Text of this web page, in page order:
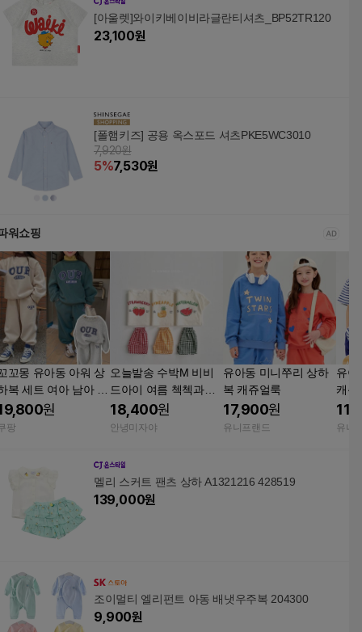
[아울렛]와이키베이비라글란티셔츠_BP52TR120
23,100원
[폴햄키즈] 공용 옥스포드 셔츠PKE5WC3010
7,920원
5%7,530원
워쇼핑
꼬몽 유아동 아워 상
복 세트 여아 남아 츄
닝 트레이닝복 100
이보리
원
팡
오늘발송 수박M 비비
드아이 여름 첵첵과일
상하 데일리 유아동 등
원복 상하세트 안녕미
18,400원
안녕미자야
유아동 미니쭈리 상하
복 캐쥬얼룩
17,900원
유니프랜드
유아
캐쥬
유니
멜리 스커트 팬츠 상하 A1321216 428519
139,000원
조이멀티 엘리펀트 아동 배냇우주복 204300
9,900원